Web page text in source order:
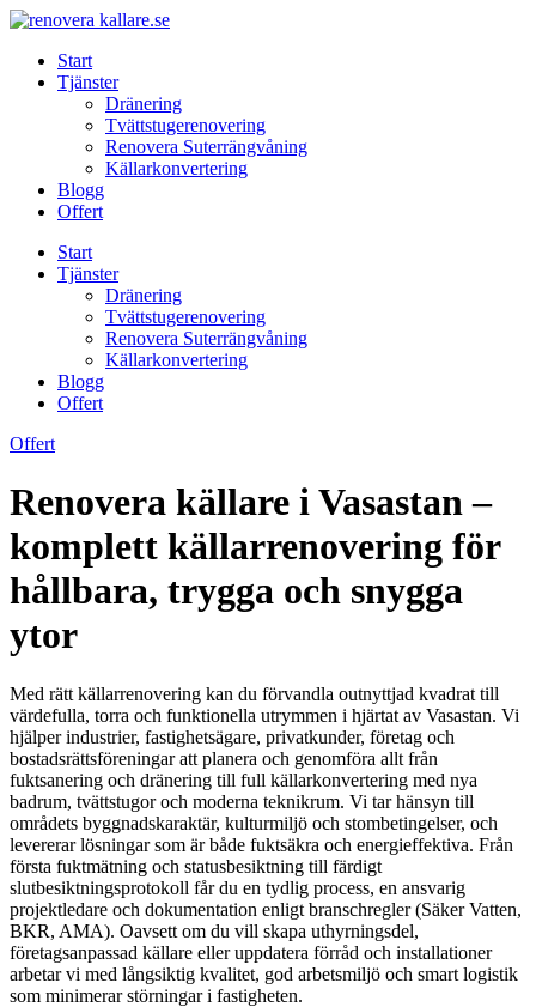
Skip
contentStart
Tjänster
Dränering
Tvättstugerenovering
Renovera Suterrängvåning
Källarkonvertering
Blogg
Offert
Start
Tjänster
Dränering
Tvättstugerenovering
Renovera Suterrängvåning
Källarkonvertering
Blogg
Offert
Offert
Renovera källare i Vasastan –
komplett källarrenovering för
hållbara, trygga och snygga
ytor
Med rätt källarrenovering kan du förvandla outnyttjad kvadrat till
värdefulla, torra och funktionella utrymmen i hjärtat av Vasastan. Vi
hjälper industrier, fastighetsägare, privatkunder, företag och
bostadsrättsföreningar att planera och genomföra allt från
fuktsanering och dränering till full källarkonvertering med nya
badrum, tvättstugor och moderna teknikrum. Vi tar hänsyn till
områdets byggnadskaraktär, kulturmiljö och stombetingelser, och
levererar lösningar som är både fuktsäkra och energieffektiva. Från
första fuktmätning och statusbesiktning till färdigt
slutbesiktningsprotokoll får du en tydlig process, en ansvarig
projektledare och dokumentation enligt branschregler (Säker Vatten,
BKR, AMA). Oavsett om du vill skapa uthyrningsdel,
företagsanpassad källare eller uppdatera förråd och installationer
arbetar vi med långsiktig kvalitet, god arbetsmiljö och smart logistik
som minimerar störningar i fastigheten.